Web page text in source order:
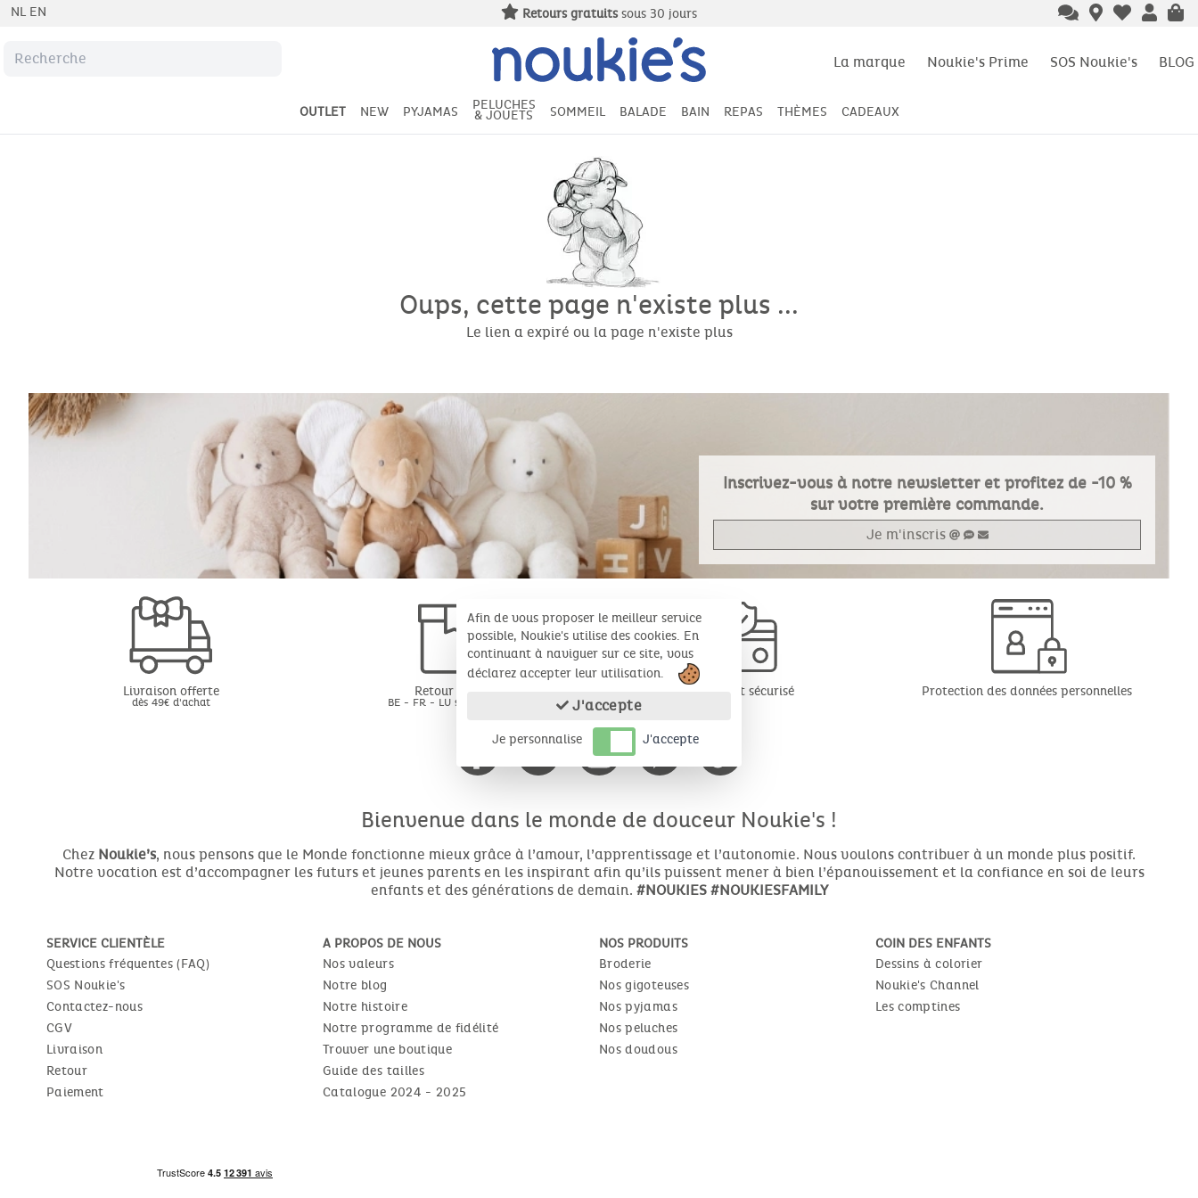
NL EN Retours gratuitssous 30 jours
La marque Noukie's Prime SOS Noukie's BLOG
OUTLET NEW PYJAMAS PELUCHES
& JOUETS SOMMEIL BALADE BAIN REPAS THÈMES CADEAUX
Oups, cette page n'existe plus ...
Le lien a expiré ou la page n'existe plus
Inscrivez-vous à notre newsletter et profitez de -10 %
sur votre première commande.
Je m'inscris
Livraison offerte
dès 49€ d'achat
Retour gratuit
BE - FR - LU sous 30 jours*
Paiement sécurisé Protection des données personnelles
Bienvenue dans le monde de douceur Noukie's !
Chez Noukie’s, nous pensons que le Monde fonctionne mieux grâce à l’amour, l’apprentissage et l’autonomie. Nous voulons contribuer à un monde plus positif.
Notre vocation est d’accompagner les futurs et jeunes parents en les inspirant afin qu’ils puissent mener à bien l’épanouissement et la confiance en soi de leurs
enfants et des générations de demain. #NOUKIES #NOUKIESFAMILY
SERVICE CLIENTÈLE
Questions fréquentes (FAQ)
SOS Noukie's
Contactez-nous
CGV
Livraison
Retour
Paiement
A PROPOS DE NOUS
Nos valeurs
Notre blog
Notre histoire
Notre programme de fidélité
Trouver une boutique
Guide des tailles
Catalogue 2024 - 2025
NOS PRODUITS
Broderie
Nos gigoteuses
Nos pyjamas
Nos peluches
Nos doudous
COIN DES ENFANTS
Dessins à colorier
Noukie's Channel
Les comptines
Afin de vous proposer le meilleur service
possible, Noukie's utilise des cookies. En
continuant à naviguer sur ce site, vous
déclarez accepter leur utilisation.
J'accepte
Je personnalise J'accepte